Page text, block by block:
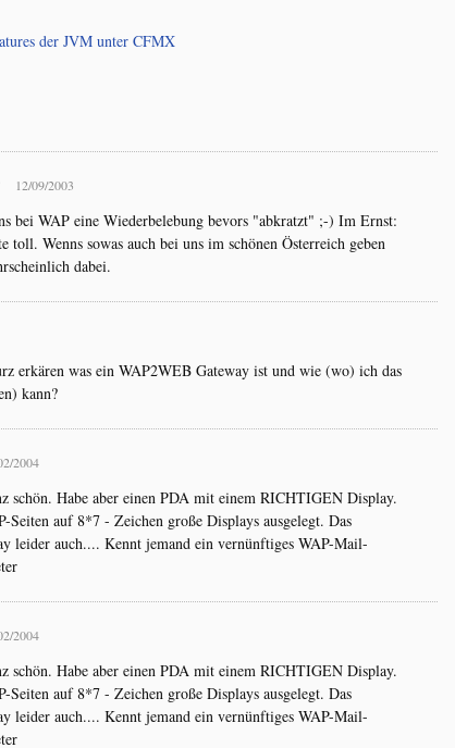
der JVM unter CFMX
12/09/2003
bei WAP eine Wiederbelebung bevors "abkratzt" ;-) Im Ernst:
toll. Wenns sowas auch bei uns im schönen Österreich geben
dabei.
erkären was ein WAP2WEB Gateway ist und wie (wo) ich das
kann?
2004
schön. Habe aber einen PDA mit einem RICHTIGEN Display.
Seiten auf 8*7 - Zeichen große Displays ausgelegt. Das
leider auch.... Kennt jemand ein vernünftiges WAP-Mail-
2004
schön. Habe aber einen PDA mit einem RICHTIGEN Display.
Seiten auf 8*7 - Zeichen große Displays ausgelegt. Das
leider auch.... Kennt jemand ein vernünftiges WAP-Mail-